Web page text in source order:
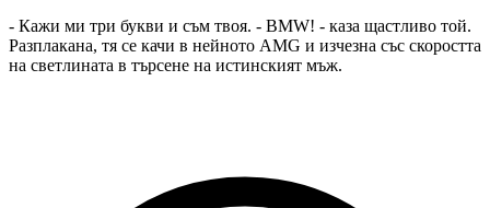
- Кажи ми три букви и съм твоя. - BMW! - каза щастливо той.
Разплакана, тя се качи в нейното AMG и изчезна със скоростта
на светлината в търсене на истинският мъж.